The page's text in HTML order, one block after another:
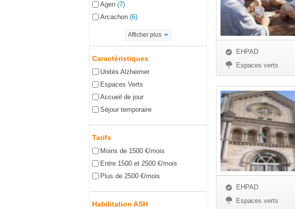
Agen (7)
Arcachon (6)
Afficher plus
Caractéristiques
Unités Alzheimer
Espaces Verts
Accueil de jour
Séjour temporaire
Tarifs
Moins de 1500 €/mois
Entre 1500 et 2500 €/mois
Plus de 2500 €/mois
Habilitation ASH
EHPAD
Espaces verts
EHPAD
Espaces verts